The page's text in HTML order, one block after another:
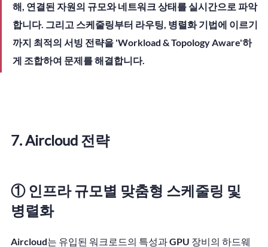
해, 연결된 자원의 규모와 네트워크 상태를 실시간으로 파악
합니다. 그리고 스케줄링부터 라우팅, 병렬화 기법에 이르기
까지 최적의 서빙 전략을 'Workload & Topology Aware'하
게 조합하여 문제를 해결합니다.
7. Aircloud 전략
① 인프라 규모별 맞춤형 스케줄링 및
병렬화
Aircloud는 유입된 워크로드의 특성과 GPU 장비의 하드웨